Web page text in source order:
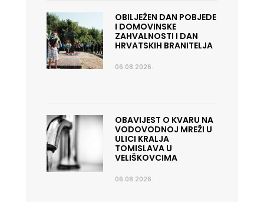
OBILJEŽEN DAN POBJEDE
I DOMOVINSKE
ZAHVALNOSTI I DAN
HRVATSKIH BRANITELJA
06.08.2026.
OBAVIJEST O KVARU NA
VODOVODNOJ MREŽI U
ULICI KRALJA
TOMISLAVA U
VELIŠKOVCIMA
06.08.2026.